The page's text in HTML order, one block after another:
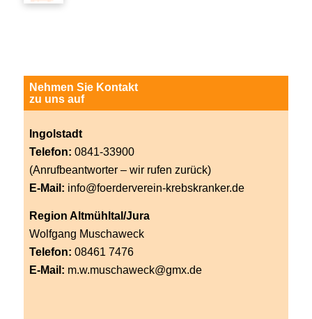
Nehmen Sie Kontakt
zu uns auf
Ingolstadt
Telefon: 0841-33900
(Anrufbeantworter – wir rufen zurück)
E-Mail: info@foerderverein-krebskranker.de
Region Altmühltal/Jura
Wolfgang Muschaweck
Telefon: 08461 7476
E-Mail: m.w.muschaweck@gmx.de